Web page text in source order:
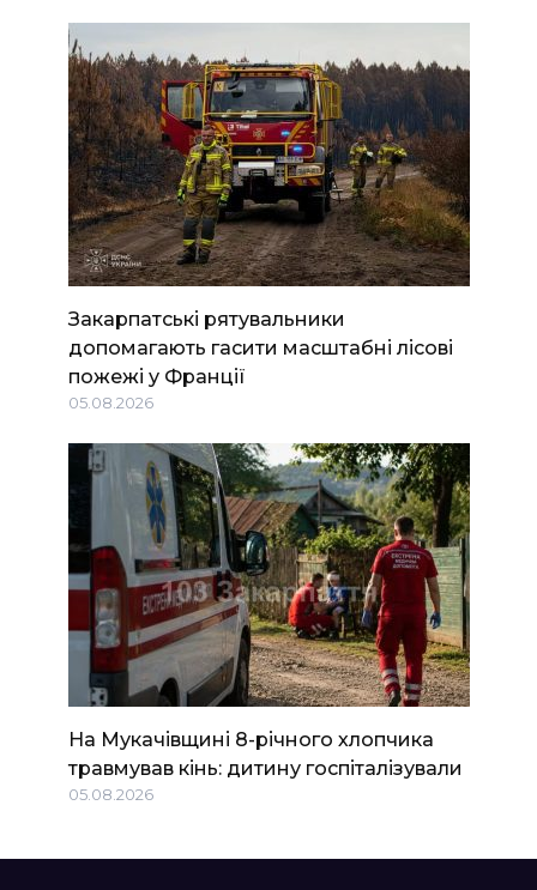
Закарпатські рятувальники
допомагають гасити масштабні лісові
пожежі у Франції
05.08.2026
На Мукачівщині 8-річного хлопчика
травмував кінь: дитину госпіталізували
05.08.2026